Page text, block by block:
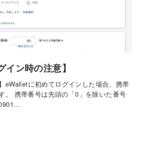
イン時の注意】
eWalletに初めてログインした場合、携帯
。 携帯番号は先頭の「0」を除いた番号